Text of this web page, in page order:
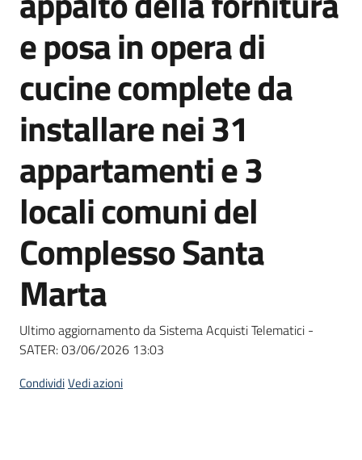
site
Seguici
su
e posa in opera di
cucine complete da
installare nei 31
appartamenti e 3
locali comuni del
Complesso Santa
Marta
Ultimo aggiornamento da Sistema Acquisti Telematici -
SATER:03/06/2026 13:03
CondividiVedi azioni